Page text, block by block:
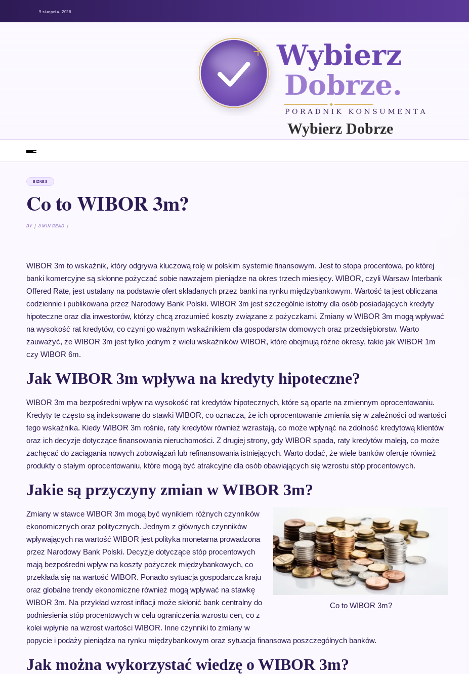
9 sierpnia, 2026
Wybierz Dobrze
BIZNES
Co to WIBOR 3m?
BY 8 MIN READ
WIBOR 3m to wskaźnik, który odgrywa kluczową rolę w polskim systemie finansowym. Jest to stopa procentowa, po której
banki komercyjne są skłonne pożyczać sobie nawzajem pieniądze na okres trzech miesięcy. WIBOR, czyli Warsaw Interbank
Offered Rate, jest ustalany na podstawie ofert składanych przez banki na rynku międzybankowym. Wartość ta jest obliczana
codziennie i publikowana przez Narodowy Bank Polski. WIBOR 3m jest szczególnie istotny dla osób posiadających kredyty
hipoteczne oraz dla inwestorów, którzy chcą zrozumieć koszty związane z pożyczkami. Zmiany w WIBOR 3m mogą wpływać
na wysokość rat kredytów, co czyni go ważnym wskaźnikiem dla gospodarstw domowych oraz przedsiębiorstw. Warto
zauważyć, że WIBOR 3m jest tylko jednym z wielu wskaźników WIBOR, które obejmują różne okresy, takie jak WIBOR 1m
czy WIBOR 6m.
Jak WIBOR 3m wpływa na kredyty hipoteczne?
WIBOR 3m ma bezpośredni wpływ na wysokość rat kredytów hipotecznych, które są oparte na zmiennym oprocentowaniu.
Kredyty te często są indeksowane do stawki WIBOR, co oznacza, że ich oprocentowanie zmienia się w zależności od wartości
tego wskaźnika. Kiedy WIBOR 3m rośnie, raty kredytów również wzrastają, co może wpłynąć na zdolność kredytową klientów
oraz ich decyzje dotyczące finansowania nieruchomości. Z drugiej strony, gdy WIBOR spada, raty kredytów maleją, co może
zachęcać do zaciągania nowych zobowiązań lub refinansowania istniejących. Warto dodać, że wiele banków oferuje również
produkty o stałym oprocentowaniu, które mogą być atrakcyjne dla osób obawiających się wzrostu stóp procentowych.
Jakie są przyczyny zmian w WIBOR 3m?
Co to WIBOR 3m?
Zmiany w stawce WIBOR 3m mogą być wynikiem różnych czynników
ekonomicznych oraz politycznych. Jednym z głównych czynników
wpływających na wartość WIBOR jest polityka monetarna prowadzona
przez Narodowy Bank Polski. Decyzje dotyczące stóp procentowych
mają bezpośredni wpływ na koszty pożyczek międzybankowych, co
przekłada się na wartość WIBOR. Ponadto sytuacja gospodarcza kraju
oraz globalne trendy ekonomiczne również mogą wpływać na stawkę
WIBOR 3m. Na przykład wzrost inflacji może skłonić bank centralny do
podniesienia stóp procentowych w celu ograniczenia wzrostu cen, co z
kolei wpłynie na wzrost wartości WIBOR. Inne czynniki to zmiany w
popycie i podaży pieniądza na rynku międzybankowym oraz sytuacja finansowa poszczególnych banków.
Jak można wykorzystać wiedzę o WIBOR 3m?